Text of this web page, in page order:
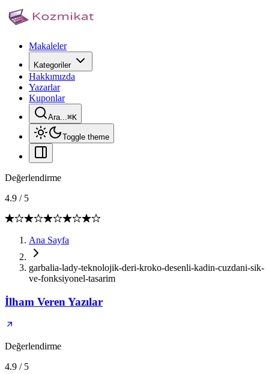
Makaleler
Kategoriler
Hakkımızda
Yazarlar
Kuponlar
Ara...⌘K
Toggle theme
Değerlendirme
4.9 / 5
Ana Sayfa
garbalia-lady-teknolojik-deri-kroko-desenli-kadin-cuzdani-sik-
ve-fonksiyonel-tasarim
İlham Veren Yazılar
Değerlendirme
4.9 / 5